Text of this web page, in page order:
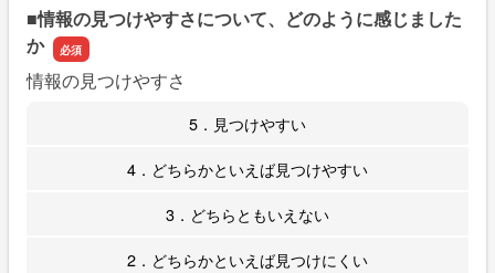
■情報の見つけやすさについて、どのように感じました
か
情報の見つけやすさ
5．見つけやすい
4．どちらかといえば見つけやすい
3．どちらともいえない
2．どちらかといえば見つけにくい